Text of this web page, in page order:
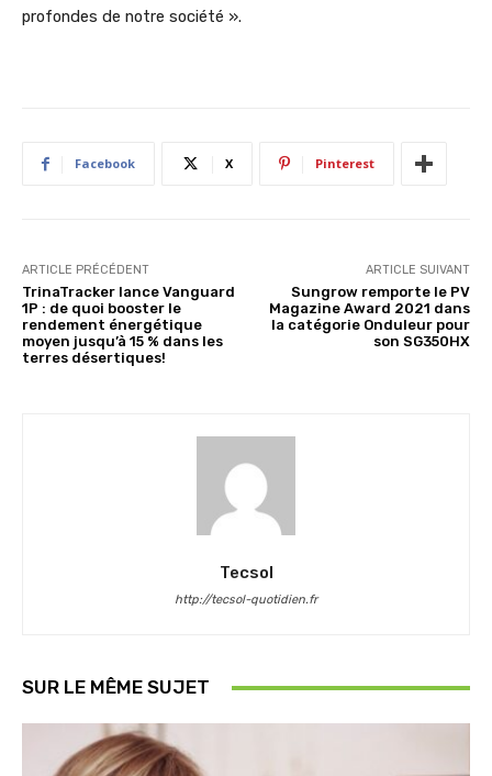
profondes de notre société ».
Facebook X Pinterest
ARTICLE PRÉCÉDENT
TrinaTracker lance Vanguard
1P : de quoi booster le
rendement énergétique
moyen jusqu’à 15 % dans les
terres désertiques!
ARTICLE SUIVANT
Sungrow remporte le PV
Magazine Award 2021 dans
la catégorie Onduleur pour
son SG350HX
Tecsol
http://tecsol-quotidien.fr
SUR LE MÊME SUJET